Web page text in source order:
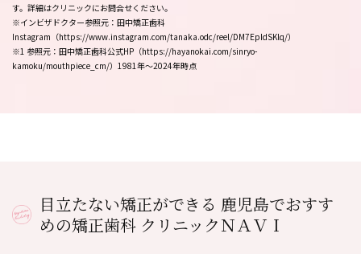
す。詳細はクリニックにお問合せください。
※インビザドクター参照元：田中矯正歯科
Instagram（https://www.instagram.com/tanaka.odc/reel/DM7EpIdSKlq/）
※1 参照元：田中矯正歯科公式HP（https://hayanokai.com/sinryo-
kamoku/mouthpiece_cm/）1981年～2024年時点
目立たない矯正ができる 鹿児島でおすす
めの矯正歯科 クリニックＮＡＶＩ